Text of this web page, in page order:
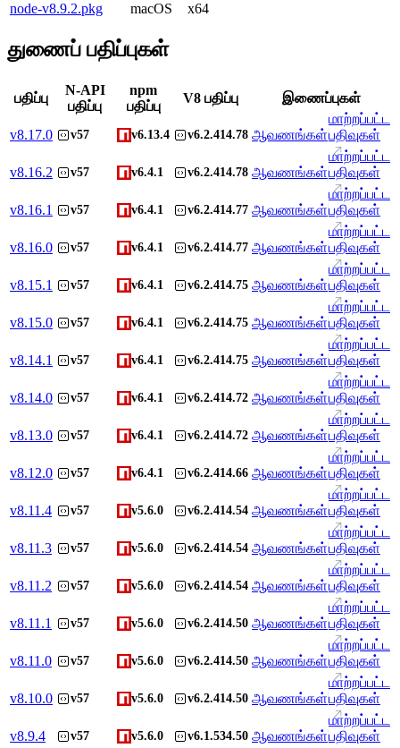
node-v8.9.2.pkg
macOS x64
துணைப் பதிப்புகள்
பதிப்பு
N-API
பதிப்பு
npm
பதிப்பு
V8 பதிப்பு இணைப்புகள்
v8.17.0 v57 v6.13.4 v6.2.414.78 ஆவணங்கள்
மாற்றப்பட்ட
பதிவுகள்
v8.16.2 v57 v6.4.1 v6.2.414.78 ஆவணங்கள்
மாற்றப்பட்ட
பதிவுகள்
v8.16.1 v57 v6.4.1 v6.2.414.77 ஆவணங்கள்
மாற்றப்பட்ட
பதிவுகள்
v8.16.0 v57 v6.4.1 v6.2.414.77 ஆவணங்கள்
மாற்றப்பட்ட
பதிவுகள்
v8.15.1 v57 v6.4.1 v6.2.414.75 ஆவணங்கள்
மாற்றப்பட்ட
பதிவுகள்
v8.15.0 v57 v6.4.1 v6.2.414.75 ஆவணங்கள்
மாற்றப்பட்ட
பதிவுகள்
v8.14.1 v57 v6.4.1 v6.2.414.75 ஆவணங்கள்
மாற்றப்பட்ட
பதிவுகள்
v8.14.0 v57 v6.4.1 v6.2.414.72 ஆவணங்கள்
மாற்றப்பட்ட
பதிவுகள்
v8.13.0 v57 v6.4.1 v6.2.414.72 ஆவணங்கள்
மாற்றப்பட்ட
பதிவுகள்
v8.12.0 v57 v6.4.1 v6.2.414.66 ஆவணங்கள்
மாற்றப்பட்ட
பதிவுகள்
v8.11.4 v57 v5.6.0 v6.2.414.54 ஆவணங்கள்
மாற்றப்பட்ட
பதிவுகள்
v8.11.3 v57 v5.6.0 v6.2.414.54 ஆவணங்கள்
மாற்றப்பட்ட
பதிவுகள்
v8.11.2 v57 v5.6.0 v6.2.414.54 ஆவணங்கள்
மாற்றப்பட்ட
பதிவுகள்
v8.11.1 v57 v5.6.0 v6.2.414.50 ஆவணங்கள்
மாற்றப்பட்ட
பதிவுகள்
v8.11.0 v57 v5.6.0 v6.2.414.50 ஆவணங்கள்
மாற்றப்பட்ட
பதிவுகள்
v8.10.0 v57 v5.6.0 v6.2.414.50 ஆவணங்கள்
மாற்றப்பட்ட
பதிவுகள்
v8.9.4 v57 v5.6.0 v6.1.534.50 ஆவணங்கள்
மாற்றப்பட்ட
பதிவுகள்